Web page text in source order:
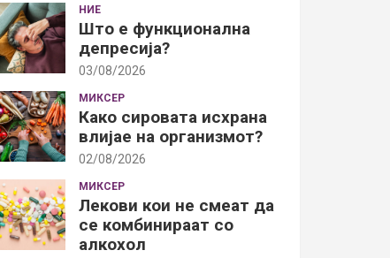
НИЕ
Што е функционална
депресија?
03/08/2026
МИКСЕР
Како сировата исхрана
влијае на организмот?
02/08/2026
МИКСЕР
Лекови кои не смеат да
се комбинираат со
алкохол